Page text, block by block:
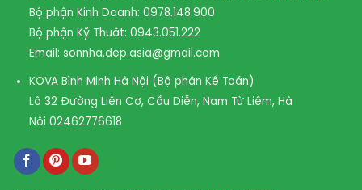
Bộ phận Kinh Doanh: 0978.148.900
Bộ phận Kỹ Thuật: 0943.051.222
Email: sonnha.dep.asia@gmail.com
KOVA Bình Minh Hà Nội (Bộ phận Kế Toán)
Lô 32 Đường Liên Cơ, Cầu Diễn, Nam Từ Liêm, Hà
Nội 02462776618